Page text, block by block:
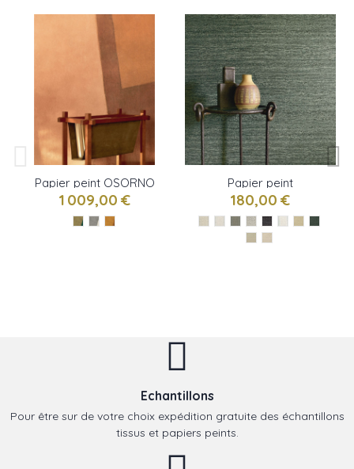
Papier peint OSORNO
de Elitis
1 009,00 €
Papier peint
TRAVERTIN de Elitis
180,00 €
Echantillons
Pour être sur de votre choix expédition gratuite des échantillons
tissus et papiers peints.